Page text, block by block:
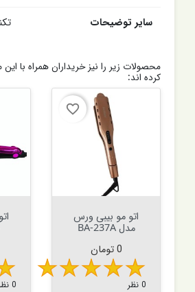
سایر توضیحات
محصولات زیر را نیز خریداران همراه با
کرده اند:
favorite_border
اتو مو بیبی ورس
مدل BA-237A
قیمت
0 تومان
0 نظر 0 نظر